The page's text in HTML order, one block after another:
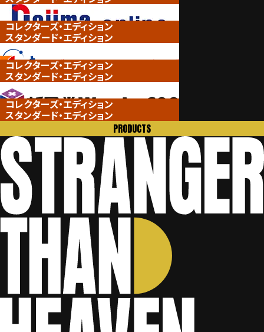
コレクターズ・エディション
スタンダード・エディション
コレクターズ・エディション
スタンダード・エディション
コレクターズ・エディション
スタンダード・エディション
PRODUCTS